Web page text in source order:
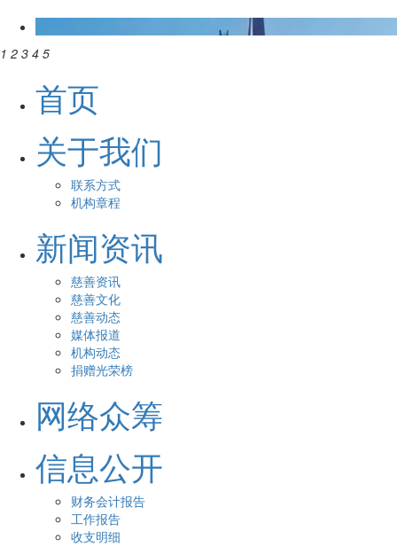
1 2 3 4 5
首页
关于我们
联系方式
机构章程
新闻资讯
慈善资讯
慈善文化
慈善动态
媒体报道
机构动态
捐赠光荣榜
网络众筹
信息公开
财务会计报告
工作报告
收支明细